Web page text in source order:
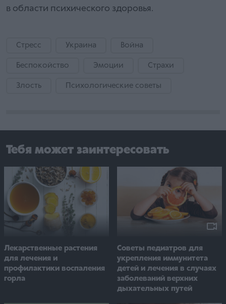
в области психического здоровья.
Стресс Украина Война
Беспокойство Эмоции Страхи
Злость Психологические советы
Тебя может заинтересовать
Лекарственные растения
для лечения и
профилактики воспаления
горла
Советы педиатров для
укрепления иммунитета
детей и лечения в случаях
заболеваний верхних
дыхательных путей